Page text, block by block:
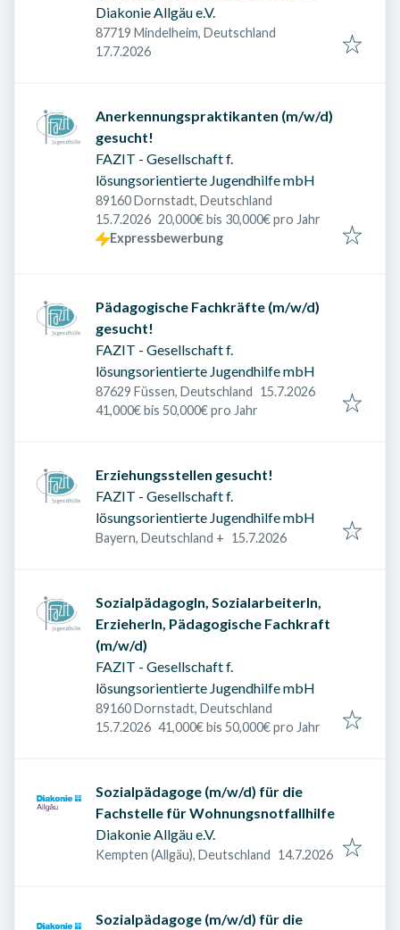
Diakonie Allgäu e.V.
87719 Mindelheim, Deutschland
Veröffentlicht am
17.7.2026
Anerkennungspraktikanten (m/w/d)
gesucht!
FAZIT - Gesellschaft f.
lösungsorientierte Jugendhilfe mbH
89160 Dornstadt, Deutschland
Veröffentlicht am:
15.7.2026 20,000€ bis 30,000€ pro Jahr
Expressbewerbung
Pädagogische Fachkräfte (m/w/d)
gesucht!
FAZIT - Gesellschaft f.
lösungsorientierte Jugendhilfe mbH
87629 Füssen, Deutschland Veröffentlicht am
15.7.2026
41,000€ bis 50,000€ pro Jahr
Erziehungsstellen gesucht!
FAZIT - Gesellschaft f.
lösungsorientierte Jugendhilfe mbH
Bayern, Deutschland + Veröffentlicht am
15.7.2026
SozialpädagogIn, SozialarbeiterIn,
ErzieherIn, Pädagogische Fachkraft
(m/w/d)
FAZIT - Gesellschaft f.
lösungsorientierte Jugendhilfe mbH
89160 Dornstadt, Deutschland
Veröffentlicht am:
15.7.2026 41,000€ bis 50,000€ pro Jahr
Sozialpädagoge (m/w/d) für die
Fachstelle für Wohnungsnotfallhilfe
Diakonie Allgäu e.V.
Kempten (Allgäu), Deutschland Veröffentlicht am
14.7.2026
Sozialpädagoge (m/w/d) für die